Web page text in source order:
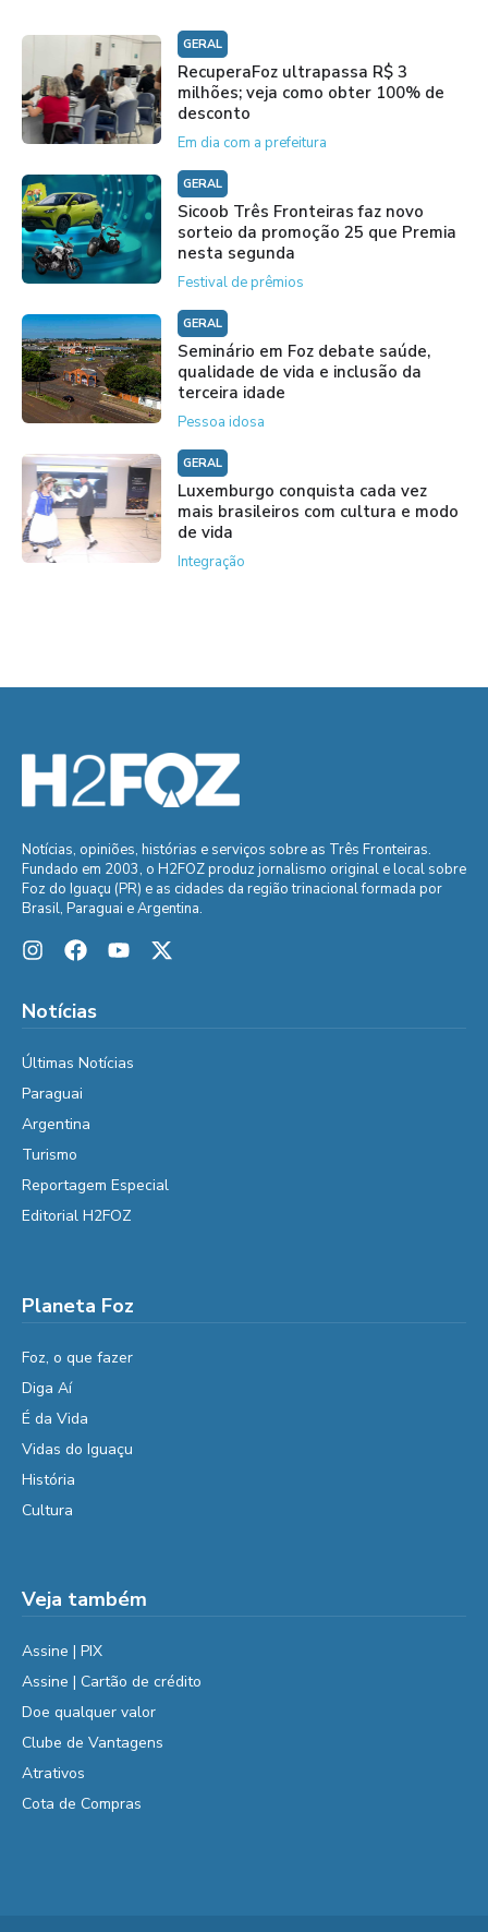
GERAL
RecuperaFoz ultrapassa R$ 3
milhões; veja como obter 100% de
desconto
Em dia com a prefeitura
GERAL
Sicoob Três Fronteiras faz novo
sorteio da promoção 25 que Premia
nesta segunda
Festival de prêmios
GERAL
Seminário em Foz debate saúde,
qualidade de vida e inclusão da
terceira idade
Pessoa idosa
GERAL
Luxemburgo conquista cada vez
mais brasileiros com cultura e modo
de vida
Integração
Notícias, opiniões, histórias e serviços sobre as Três Fronteiras.
Fundado em 2003, o H2FOZ produz jornalismo original e local sobre
Foz do Iguaçu (PR) e as cidades da região trinacional formada por
Brasil, Paraguai e Argentina.
Notícias
Últimas Notícias
Paraguai
Argentina
Turismo
Reportagem Especial
Editorial H2FOZ
Planeta Foz
Foz, o que fazer
Diga Aí
É da Vida
Vidas do Iguaçu
História
Cultura
Veja também
Assine | PIX
Assine | Cartão de crédito
Doe qualquer valor
Clube de Vantagens
Atrativos
Cota de Compras